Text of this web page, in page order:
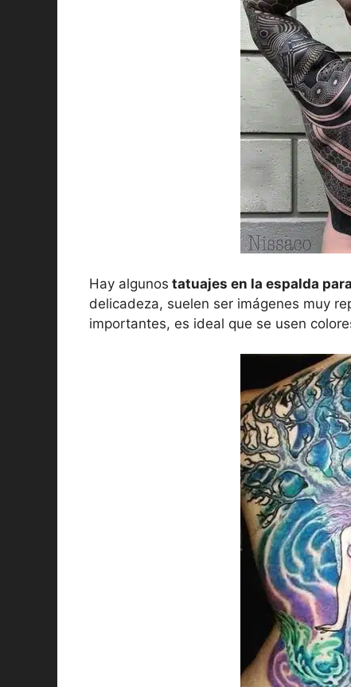
Hay algunos tatuajes en la espalda
delicadeza, suelen ser imágenes muy
importantes, es ideal que se usen